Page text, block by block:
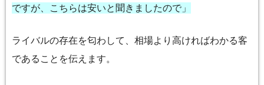
ですが、こちらは安いと聞きましたので」
ライバルの存在を匂わして、相場より高ければわかる客
であることを伝えます。